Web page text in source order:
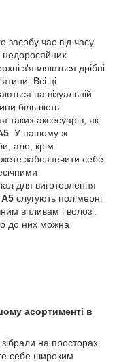
засобу час від часу
недоросяйних
з'являються дрібні
Всі ці
на візуальній
більшість
таких аксесуарів, як
. У нашому ж
але, крім
забезпечити себе
для виготовлення
А5 слугують полімерні
впливам і волозі.
до них можна
асортименті в
на просторах
себе широким